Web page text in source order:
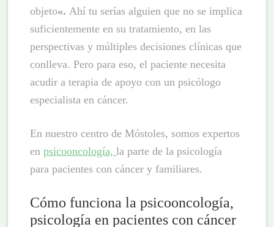
objeto«.Ahí tu serías alguien que no se implica
suficientemente en su tratamiento, en las
perspectivas y múltiples decisiones clínicas que
conlleva. Pero para eso, el paciente necesita
acudir a terapia de apoyo con un psicólogo
especialista en cáncer.
En nuestro centro de Móstoles, somos expertos
enpsicooncología,la parte de la psicología
para pacientes con cáncer y familiares.
Cómo funciona la psicooncología,
psicología en pacientes con cáncer